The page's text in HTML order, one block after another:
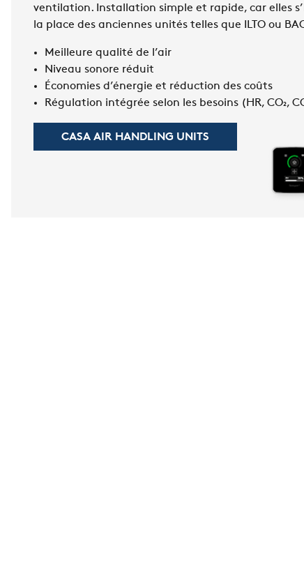
ventilation. Installation simple et rapide, car elles
la place des anciennes unités telles que ILTO ou
Meilleure qualité de l’air
Niveau sonore réduit
Économies d’énergie et réduction des coûts
Régulation intégrée selon les besoins (HR, CO₂,
CASA AIR HANDLING UNITS